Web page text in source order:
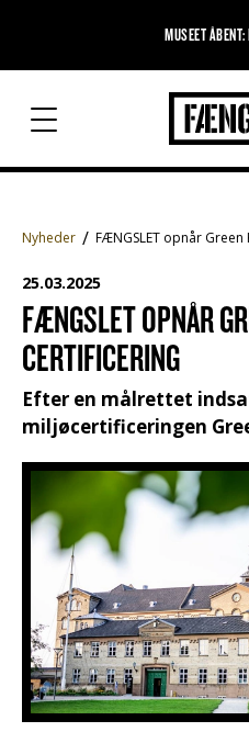
MUSEET
Fængslet
Nyheder FÆNGSLET opnår
25.03.2025
FÆNGSLET OPNÅR
CERTIFICERING
Efter en målrettet
miljøcertificeringen